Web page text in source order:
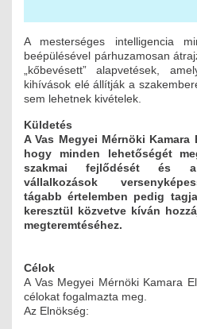
NYOMTATVÁNYOK
SZAKCSOPORTOK
ÉPÜLETGÉPÉSZETI
GEODÉZIAI ÉS GEOINFORMATIKAI
KÖRNYEZETVÉDELMI
TARTÓSZERKEZETI
VÍZÉPÍTÉSI ÉS VÍZGAZDÁLKODÁSI
A mesterséges intelligencia
beépülésével párhuzamosan
„kőbevésett” alapvetések,
kihívások elé állítják a
sem lehetnek kivételek.
Küldetés
A Vas Megyei Mérnöki
hogy minden lehetőségét
szakmai fejlődését és a
vállalkozások
tágabb értelemben pedig
keresztül közvetve kíván
megteremtéséhez.
Célok
A Vas Megyei Mérnöki Kamara
célokat fogalmazta meg.
Az Elnökség: